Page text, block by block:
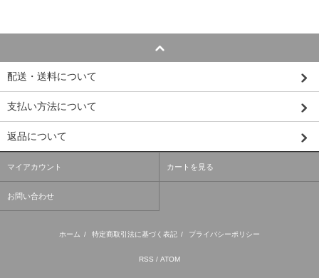
配送・送料について
支払い方法について
返品について
マイアカウント カートを見る
お問い合わせ
ホーム / 特定商取引法に基づく表記 / プライバシーポリシー
RSS / ATOM